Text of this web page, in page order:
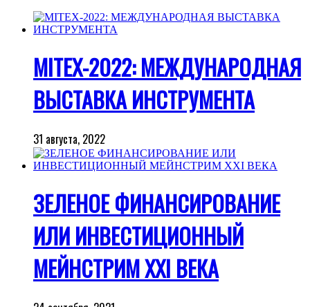
MITEX-2022: МЕЖДУНАРОДНАЯ
ВЫСТАВКА ИНСТРУМЕНТА
31 августа, 2022
ЗЕЛЕНОЕ ФИНАНСИРОВАНИЕ
ИЛИ ИНВЕСТИЦИОННЫЙ
МЕЙНСТРИМ XXI ВЕКА